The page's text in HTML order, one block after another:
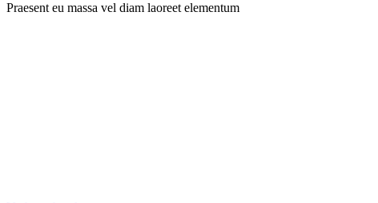
Praesent eu massa vel diam laoreet elementum